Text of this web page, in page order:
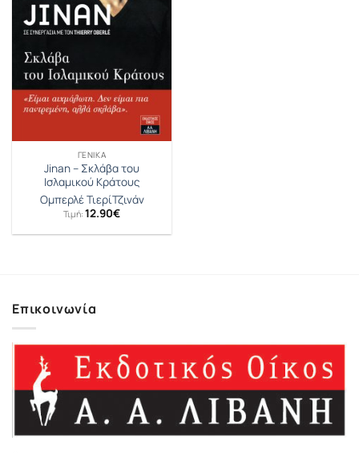
ΓΕΝΙΚΆ
Jinan – Σκλάβα του
Ισλαμικού Κράτους
Ομπερλέ ΤιερίΤζινάν
Τιμή: 12.90€
Επικοινωνία